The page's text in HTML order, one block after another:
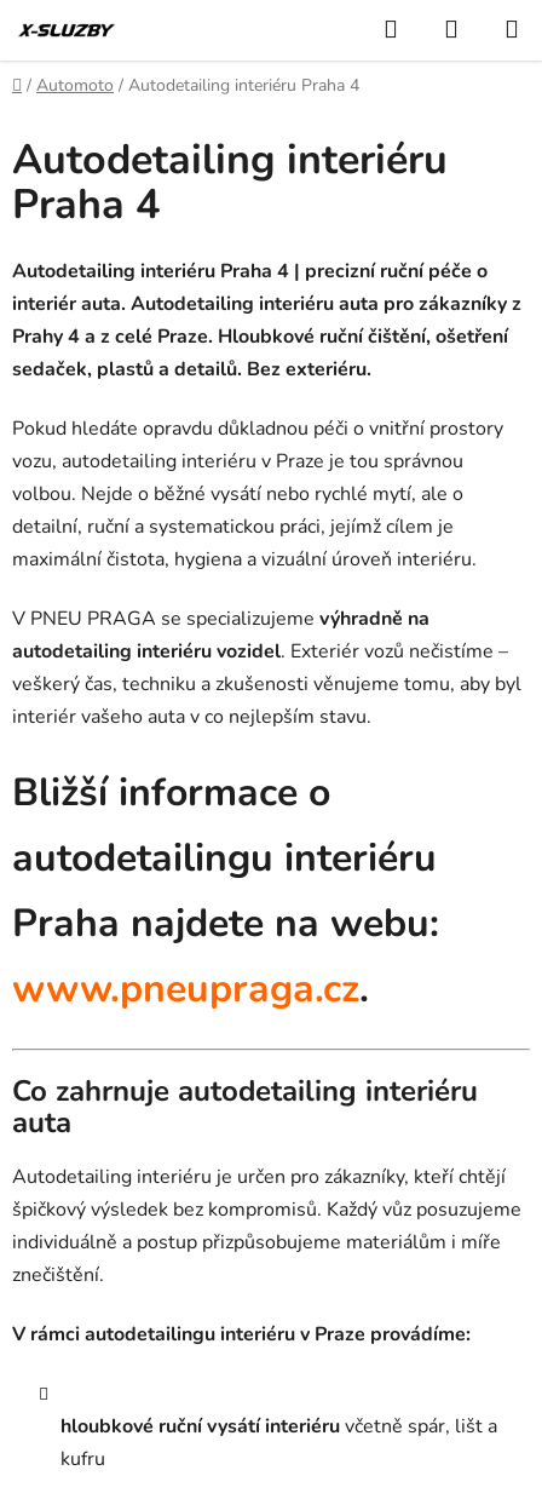
na
obsah
Hledat
KOŠÍK
Domů
/ Automoto / Autodetailing interiéru Praha 4
Autodetailing interiéru
Praha 4
Autodetailing interiéru Praha 4 | precizní ruční péče o
interiér auta. Autodetailing interiéru auta pro zákazníky z
Prahy 4 a z celé Praze. Hloubkové ruční čištění, ošetření
sedaček, plastů a detailů. Bez exteriéru.
Pokud hledáte opravdu důkladnou péči o vnitřní prostory
vozu, autodetailing interiéru v Praze je tou správnou
volbou. Nejde o běžné vysátí nebo rychlé mytí, ale o
detailní, ruční a systematickou práci, jejímž cílem je
maximální čistota, hygiena a vizuální úroveň interiéru.
V PNEU PRAGA se specializujeme výhradně na
autodetailing interiéru vozidel. Exteriér vozů nečistíme –
veškerý čas, techniku a zkušenosti věnujeme tomu, aby byl
interiér vašeho auta v co nejlepším stavu.
Bližší informace o
autodetailingu interiéru
Praha najdete na webu:
www.pneupraga.cz.
Co zahrnuje autodetailing interiéru
auta
Autodetailing interiéru je určen pro zákazníky, kteří chtějí
špičkový výsledek bez kompromisů. Každý vůz posuzujeme
individuálně a postup přizpůsobujeme materiálům i míře
znečištění.
V rámci autodetailingu interiéru v Praze provádíme:
hloubkové ruční vysátí interiéruvčetně spár, lišt a
kufru